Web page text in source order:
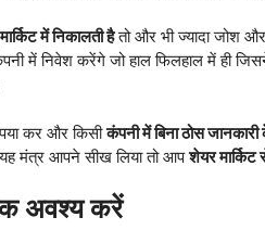
में निकालती हैतो और भी ज्यादा जोश
में निवेश करेंगे जो हाल फिलहाल में ही
कर और किसीकंपनी में बिना ठोस
मंत्र आपने सीख लिया तो आपशेयर
अवश्य करें